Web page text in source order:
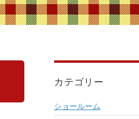
カテゴリー
ショールーム